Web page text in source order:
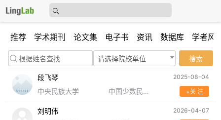
推荐 学术期刊 论文集 电子书 资讯 数据库 学者风
请选择院校单位 搜索
段飞琴 2025-08-04
中央民族大学 中国少数民族语言文学 +关 注
刘明伟 2026-04-07